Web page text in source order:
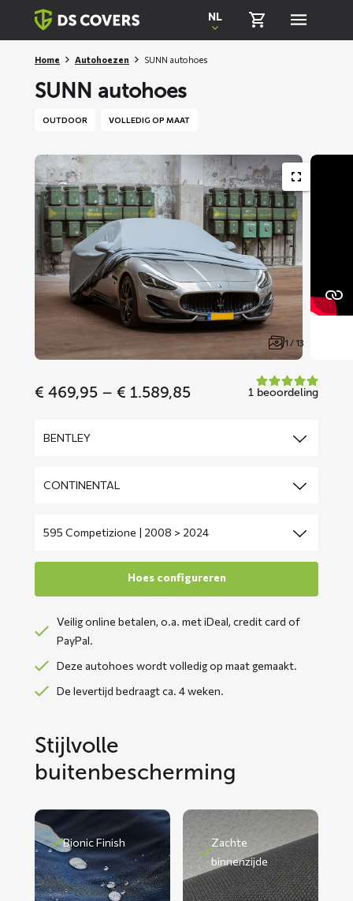
Skiplinks
NL
Home Autohoezen SUNN autohoes
SUNN autohoes
OUTDOOR VOLLEDIG OP MAAT
1 / 13
€ 469,95 – € 1.589,85Price
1 beoordeling
Veilig online betalen, o.a. met iDeal, credit card of
PayPal.
Deze autohoes wordt volledig op maat gemaakt.
De levertijd bedraagt ca. 4 weken.
Stijlvolle
buitenbescherming
Bionic Finish
Zachte
binnenzijde